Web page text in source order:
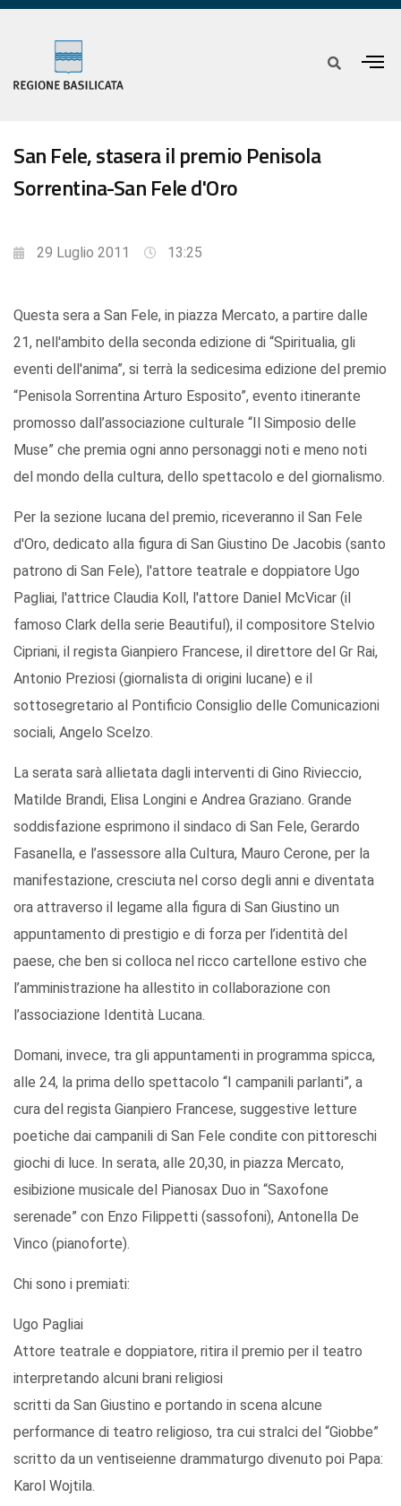
San Fele, stasera il premio Penisola
Sorrentina-San Fele d'Oro
29 Luglio 2011 13:25
Questa sera a San Fele, in piazza Mercato, a partire dalle
21, nell'ambito della seconda edizione di “Spiritualia, gli
eventi dell'anima”, si terrà la sedicesima edizione del premio
“Penisola Sorrentina Arturo Esposito”, evento itinerante
promosso dall’associazione culturale “Il Simposio delle
Muse” che premia ogni anno personaggi noti e meno noti
del mondo della cultura, dello spettacolo e del giornalismo.
Per la sezione lucana del premio, riceveranno il San Fele
d'Oro, dedicato alla figura di San Giustino De Jacobis (santo
patrono di San Fele), l'attore teatrale e doppiatore Ugo
Pagliai, l'attrice Claudia Koll, l'attore Daniel McVicar (il
famoso Clark della serie Beautiful), il compositore Stelvio
Cipriani, il regista Gianpiero Francese, il direttore del Gr Rai,
Antonio Preziosi (giornalista di origini lucane) e il
sottosegretario al Pontificio Consiglio delle Comunicazioni
sociali, Angelo Scelzo.
La serata sarà allietata dagli interventi di Gino Rivieccio,
Matilde Brandi, Elisa Longini e Andrea Graziano. Grande
soddisfazione esprimono il sindaco di San Fele, Gerardo
Fasanella, e l’assessore alla Cultura, Mauro Cerone, per la
manifestazione, cresciuta nel corso degli anni e diventata
ora attraverso il legame alla figura di San Giustino un
appuntamento di prestigio e di forza per l’identità del
paese, che ben si colloca nel ricco cartellone estivo che
l’amministrazione ha allestito in collaborazione con
l’associazione Identità Lucana.
Domani, invece, tra gli appuntamenti in programma spicca,
alle 24, la prima dello spettacolo “I campanili parlanti”, a
cura del regista Gianpiero Francese, suggestive letture
poetiche dai campanili di San Fele condite con pittoreschi
giochi di luce. In serata, alle 20,30, in piazza Mercato,
esibizione musicale del Pianosax Duo in “Saxofone
serenade” con Enzo Filippetti (sassofoni), Antonella De
Vinco (pianoforte).
Chi sono i premiati:
Ugo Pagliai
Attore teatrale e doppiatore, ritira il premio per il teatro
interpretando alcuni brani religiosi
scritti da San Giustino e portando in scena alcune
performance di teatro religioso, tra cui stralci del “Giobbe”
scritto da un ventiseienne drammaturgo divenuto poi Papa:
Karol Wojtila.